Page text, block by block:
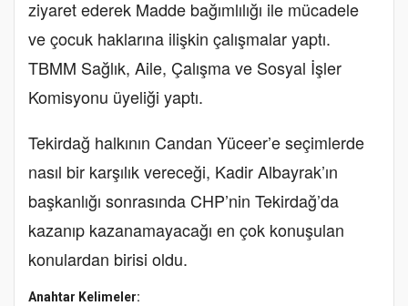
ziyaret ederek Madde bağımlılığı ile mücadele
ve çocuk haklarına ilişkin çalışmalar yaptı.
TBMM Sağlık, Aile, Çalışma ve Sosyal İşler
Komisyonu üyeliği yaptı.
Tekirdağ halkının Candan Yüceer’e seçimlerde
nasıl bir karşılık vereceği, Kadir Albayrak’ın
başkanlığı sonrasında CHP’nin Tekirdağ’da
kazanıp kazanamayacağı en çok konuşulan
konulardan birisi oldu.
Anahtar Kelimeler: